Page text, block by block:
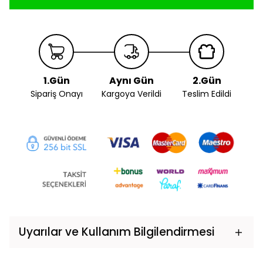
1.Gün
Sipariş Onayı
Aynı Gün
Kargoya Verildi
2.Gün
Teslim Edildi
Uyarılar ve Kullanım Bilgilendirmesi